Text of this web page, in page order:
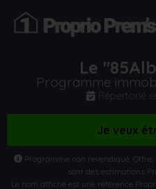
Le
Programme
Répertorié
Je veux
Programme non revendiqué.
sont des estimations
Le nom affiché est une référence